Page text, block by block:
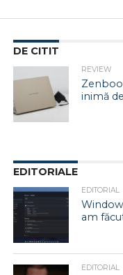
DE CITIT
REVIEW
inimă
EDITORIALE
EDITORIAL
am
EDITORIAL